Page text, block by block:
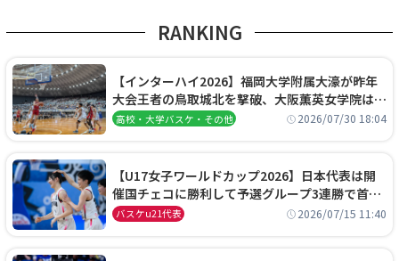
RANKING
【インターハイ2026】福岡大学附属大濠が昨年
大会王者の鳥取城北を撃破、大阪薫英女学院は岐
阜女子に完勝、大会3日目試合結果
高校・大学バスケ・その他 2026/07/30 18:04
【U17女子ワールドカップ2026】日本代表は開
催国チェコに勝利して予選グループ3連勝で首位
通過！準々決勝の相手はエジプトに決定
バスケu21代表 2026/07/15 11:40